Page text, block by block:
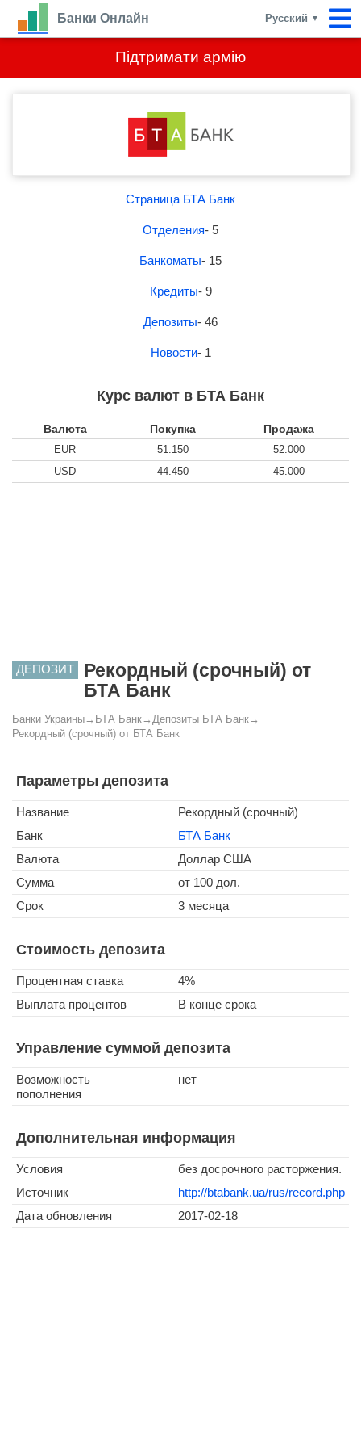
Підтримати армію
Банки Онлайн Русский ▼
Страница БТА Банк
Отделения- 5
Банкоматы- 15
Кредиты- 9
Депозиты- 46
Новости- 1
Курс валют в БТА Банк
Валюта Покупка Продажа
EUR 51.150
52.000
USD
44.450 45.000
ДЕПОЗИТ
Рекордный (срочный) от
БТА Банк
Банки Украины→ БТА Банк→ Депозиты БТА Банк→
Рекордный (срочный) от БТА Банк
Параметры депозита
Название
Рекордный (срочный)
Банк
БТА Банк
Валюта
Доллар США
Сумма
от 100 дол.
Срок
3 месяца
Стоимость депозита
Процентная ставка
4%
Выплата процентов
В конце срока
Управление суммой депозита
Возможность
пополнения
нет
Дополнительная информация
Условия
без досрочного расторжения.
Источник
http://btabank.ua/rus/record.php
Дата обновления
2017-02-18